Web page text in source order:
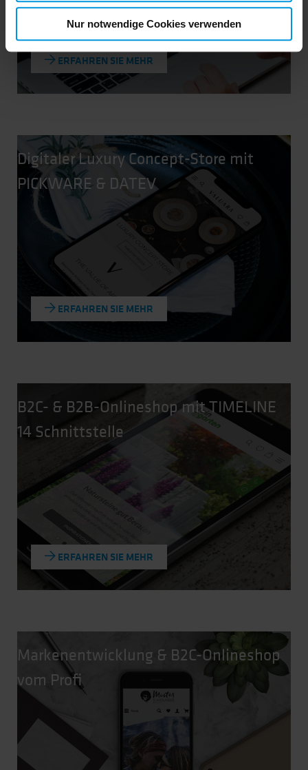
Nur notwendige Cookies verwenden
ERFAHREN SIE MEHR
Digitaler Luxury Concept-Store mit
PICKWARE & DATEV
ERFAHREN SIE MEHR
B2C- & B2B-Onlineshop mit TIMELINE
14 Schnittstelle
ERFAHREN SIE MEHR
Markenentwicklung & B2C-Onlineshop
vom Profi